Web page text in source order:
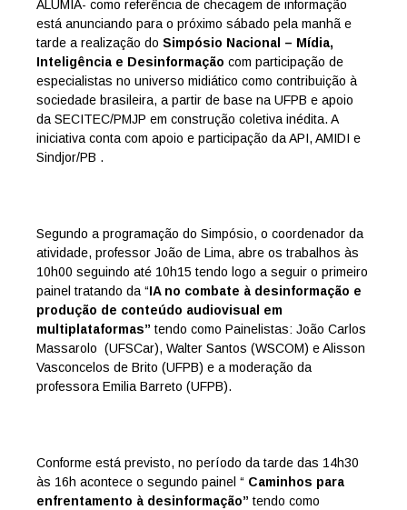
ALUMIA- como referência de checagem de informação
está anunciando para o próximo sábado pela manhã e
tarde a realização do Simpósio Nacional – Mídia,
Inteligência e Desinformação com participação de
especialistas no universo midiático como contribuição à
sociedade brasileira, a partir de base na UFPB e apoio
da SECITEC/PMJP em construção coletiva inédita. A
iniciativa conta com apoio e participação da API, AMIDI e
Sindjor/PB .
Segundo a programação do Simpósio, o coordenador da
atividade, professor João de Lima, abre os trabalhos às
10h00 seguindo até 10h15 tendo logo a seguir o primeiro
painel tratando da “IA no combate à desinformação e
produção de conteúdo audiovisual em
multiplataformas” tendo como Painelistas: João Carlos
Massarolo (UFSCar), Walter Santos (WSCOM) e Alisson
Vasconcelos de Brito (UFPB) e a moderação da
professora Emilia Barreto (UFPB).
Conforme está previsto, no período da tarde das 14h30
às 16h acontece o segundo painel “ Caminhos para
enfrentamento à desinformação” tendo como